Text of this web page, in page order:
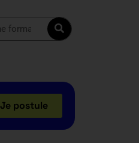
Je postule